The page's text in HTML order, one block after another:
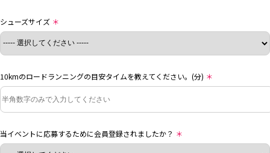
シューズサイズ ＊
10kmのロードランニングの目安タイムを教えてください。(分) ＊
当イベントに応募するために会員登録されましたか？ ＊